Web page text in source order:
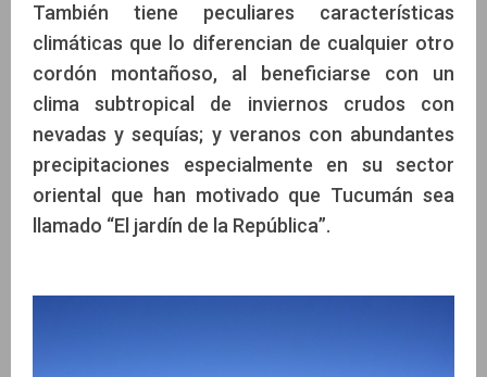
También tiene peculiares características
climáticas que lo diferencian de cualquier otro
cordón montañoso, al beneficiarse con un
clima subtropical de inviernos crudos con
nevadas y sequías; y veranos con abundantes
precipitaciones especialmente en su sector
oriental que han motivado que Tucumán sea
llamado “El jardín de la República”.